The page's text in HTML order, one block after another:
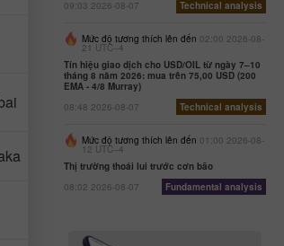
09:03 2026-08-07
Technical analysis
Mức độ tương thích lên đến 02:00 2026-08-
21 UTC--4
Tín hiệu giao dịch cho USD/OIL từ ngày 7–10
tháng 8 năm 2026: mua trên 75,00 USD (200
EMA - 4/8 Murray)
08:48 2026-08-07
Technical analysis
Mức độ tương thích lên đến 01:00 2026-08-
12 UTC--4
Thị trường thoái lui trước cơn bão
08:02 2026-08-07
Fundamental analysis